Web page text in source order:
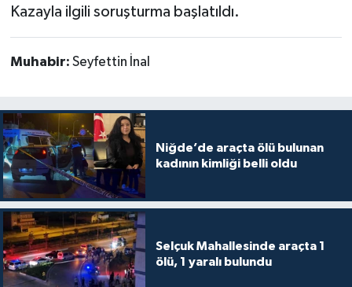
Kazayla ilgili soruşturma başlatıldı.
Muhabir: Seyfettin İnal
Niğde’de araçta ölü bulunan
kadının kimliği belli oldu
Selçuk Mahallesinde araçta 1
ölü, 1 yaralı bulundu